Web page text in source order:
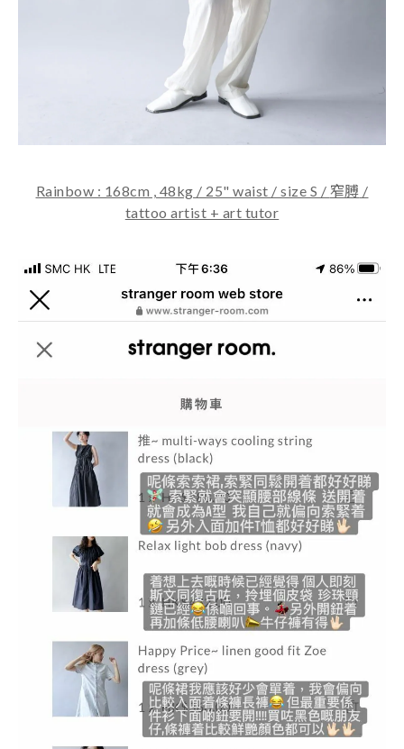
Rainbow : 168cm , 48kg / 25" waist / size S / 窄膊 /
tattoo artist + art tutor